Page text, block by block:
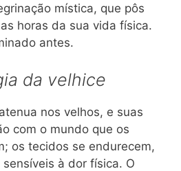
mística, que pôs
horas da sua vida física.
antes.
da velhice
nos velhos, e suas
com o mundo que os
os tecidos se endurecem,
à dor física. O